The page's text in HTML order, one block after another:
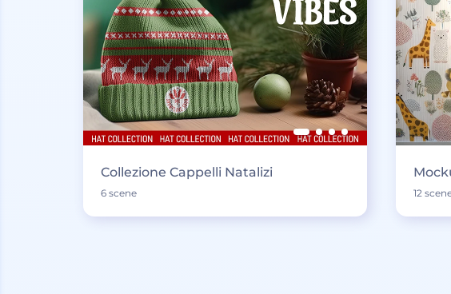
Collezione Cappelli Natalizi
6 scene 12